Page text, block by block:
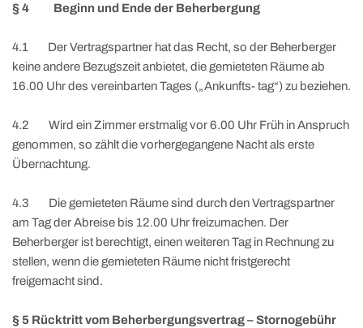
§ 4 Beginn und Ende der Beherbergung
4.1 Der Vertragspartner hat das Recht, so der Beherberger
keine andere Bezugszeit anbietet, die gemieteten Räume ab
16.00 Uhr des vereinbarten Tages („Ankunfts- tag“) zu beziehen.
4.2 Wird ein Zimmer erstmalig vor 6.00 Uhr Früh in Anspruch
genommen, so zählt die vorhergegangene Nacht als erste
Übernachtung.
4.3 Die gemieteten Räume sind durch den Vertragspartner
am Tag der Abreise bis 12.00 Uhr freizumachen. Der
Beherberger ist berechtigt, einen weiteren Tag in Rechnung zu
stellen, wenn die gemieteten Räume nicht fristgerecht
freigemacht sind.
§ 5 Rücktritt vom Beherbergungsvertrag – Stornogebühr